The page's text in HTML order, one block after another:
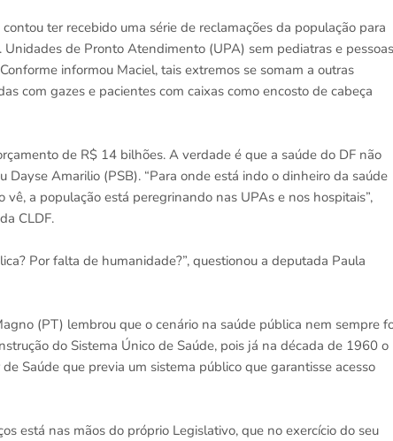
ter recebido uma série de reclamações da população para
de Pronto Atendimento (UPA) sem pediatras e pessoas
informou Maciel, tais extremos se somam a outras
com gazes e pacientes com caixas como encosto de cabeça
de R$ 14 bilhões. A verdade é que a saúde do DF não
Dayse Amarilio (PSB). “Para onde está indo o dinheiro da saúde
a população está peregrinando nas UPAs e nos hospitais”,
CLDF.
Por falta de humanidade?”, questionou a deputada Paula
(PT) lembrou que o cenário na saúde pública nem sempre
do Sistema Único de Saúde, pois já na década de 1960 o
Saúde que previa um sistema público que garantisse acesso
está nas mãos do próprio Legislativo, que no exercício do seu